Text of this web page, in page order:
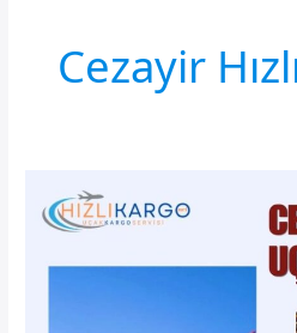
Cezayir